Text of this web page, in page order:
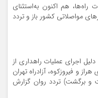
راه‌ها، هم اکنون به‌استثنای
مواصلاتی کشور باز و تردد
اجرای عملیات راهداری از
هراز و فیروزکوه، آزادراه تهران
و برگشت) تردد روان گزارش